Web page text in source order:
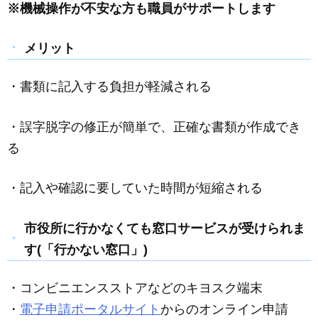
※機械操作が不安な方も職員がサポートします
メリット
・書類に記入する負担が軽減される
・誤字脱字の修正が簡単で、正確な書類が作成でき
る
・記入や確認に要していた時間が短縮される
市役所に行かなくても窓口サービスが受けられま
す(「行かない窓口」)
・コンビニエンスストアなどのキヨスク端末
・ 電子申請ポータルサイト からのオンライン申請